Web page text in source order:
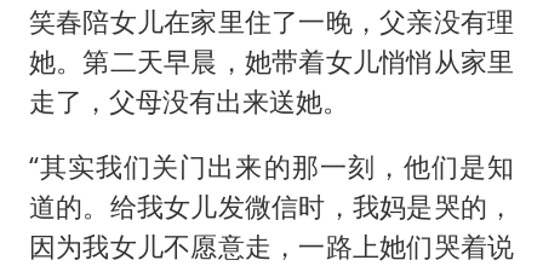
笑春陪女儿在家里住了一晚，父亲没有理
她。第二天早晨，她带着女儿悄悄从家里
走了，父母没有出来送她。
“其实我们关门出来的那一刻，他们是知
道的。给我女儿发微信时，我妈是哭的，
因为我女儿不愿意走，一路上她们哭着说